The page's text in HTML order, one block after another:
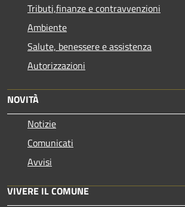
Tributi,finanze e contravvenzioni
Ambiente
Salute, benessere e assistenza
Autorizzazioni
NOVITÀ
Notizie
Comunicati
Avvisi
VIVERE IL COMUNE